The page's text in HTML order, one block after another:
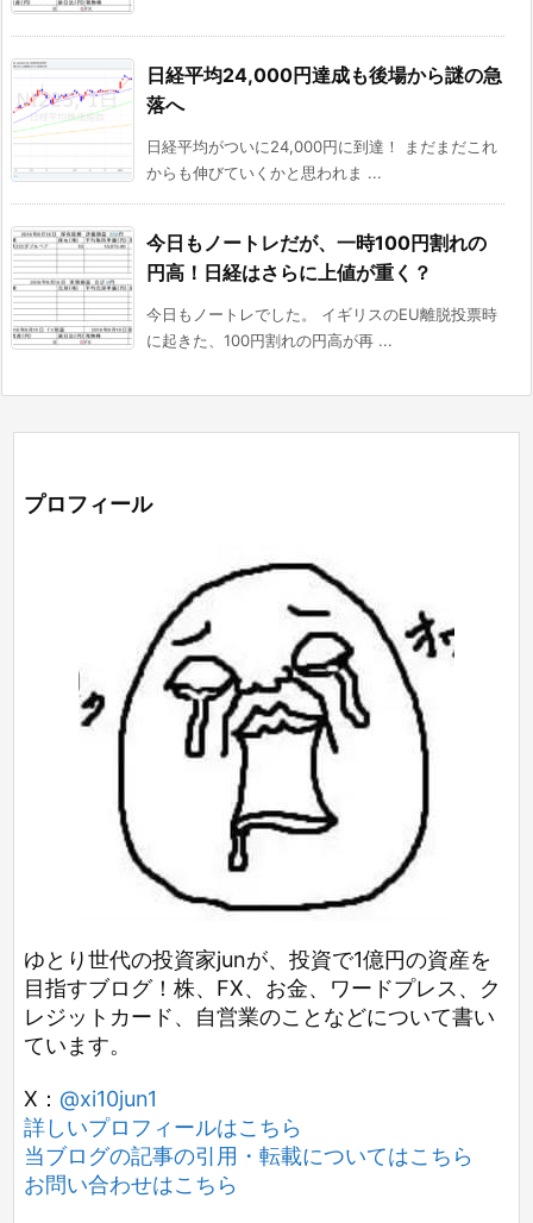
日経平均24,000円達成も後場から謎の急
落へ
日経平均がついに24,000円に到達！ まだまだこれ
からも伸びていくかと思われま ...
今日もノートレだが、一時100円割れの
円高！日経はさらに上値が重く？
今日もノートレでした。 イギリスのEU離脱投票時
に起きた、100円割れの円高が再 ...
プロフィール
ゆとり世代の投資家junが、投資で1億円の資産を
目指すブログ！株、FX、お金、ワードプレス、ク
レジットカード、自営業のことなどについて書い
ています。
X： @xi10jun1
詳しいプロフィールはこちら
当ブログの記事の引用・転載についてはこちら
お問い合わせはこちら